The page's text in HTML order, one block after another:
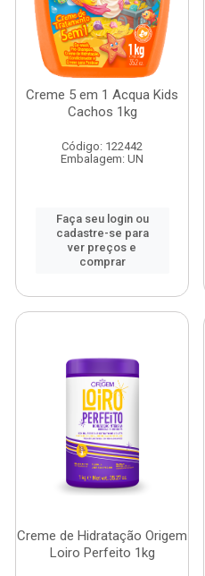
Creme 5 em 1 Acqua Kids
Cachos 1kg
Código: 122442
Embalagem: UN
Faça seu login ou
cadastre-se para
ver preços e
comprar
Creme de Hidratação Origem
Loiro Perfeito 1kg